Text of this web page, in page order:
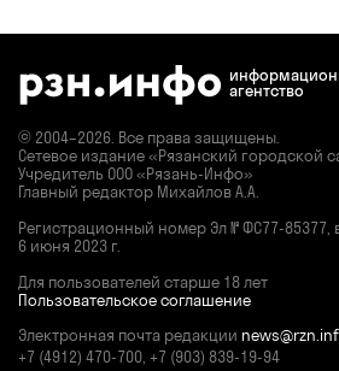
агентство
© 2004–2026. Все права защищены.
Сетевое издание «Рязанский городской
Учредитель ООО «Рязань-Инфо»
Главный редактор Михайлов А.А.
Регистрационный номер Эл № ФС77-85377,
6 июня 2023 г.
Для пользователей старше 18 лет
Пользовательское соглашение
Электронная почта редакции
+7 (4912) 470-700, +7 (903) 839-19-94